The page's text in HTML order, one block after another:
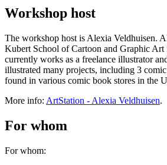
Wij weten dan dat die persoon voor die
Lees s.v.p. ook deAlgemene voorwaarden
‘Inschrijving als cadeau’.
Download er een leuke cadeau-afdruk bij!
Onderstaande afbeeldingen kun je
afdrukken als je iemand een workshop
mee te doen, is het nog wel nodig een
Workshop host
The workshop host is Alexia Veldhuisen.
Kubert School of Cartoon and Graphic Art
currently works as a freelance illustrator
illustrated many projects, including 3
found in various comic book stores in the
More info: ArtStation - Alexia Veldhuisen.
For whom
For whom: